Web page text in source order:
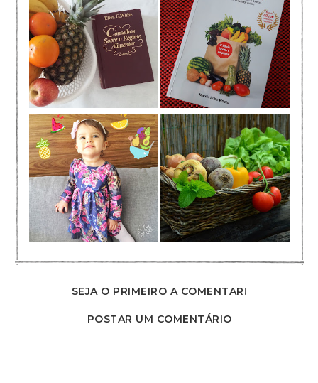
SEJA O PRIMEIRO A COMENTAR!
POSTAR UM COMENTÁRIO